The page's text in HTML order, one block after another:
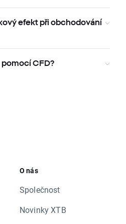
efekt při obchodování
CFD?
O nás
Společnost
Novinky XTB